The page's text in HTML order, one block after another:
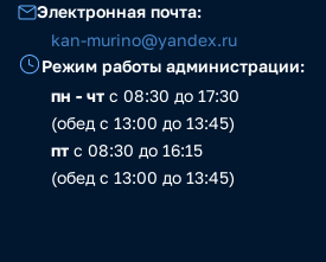
Электронная почта:
kan-murino@yandex.ru
Режим работы администрации:
пн - чт с 08:30 до 17:30
(обед с 13:00 до 13:45)
пт с 08:30 до 16:15
(обед с 13:00 до 13:45)